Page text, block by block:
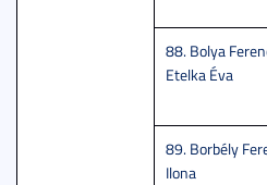
88. Bolya
Etelka Éva
89. Borbély
Ilona